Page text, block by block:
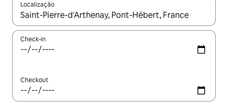
Localização
Quando os resultados estiverem disponíveis, explore-os
Check-in
Checkout